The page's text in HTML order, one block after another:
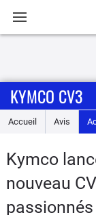
Accueil
Essais
Equipement
KYMCO CV3
Accueil Avis
Kymco
nouveau